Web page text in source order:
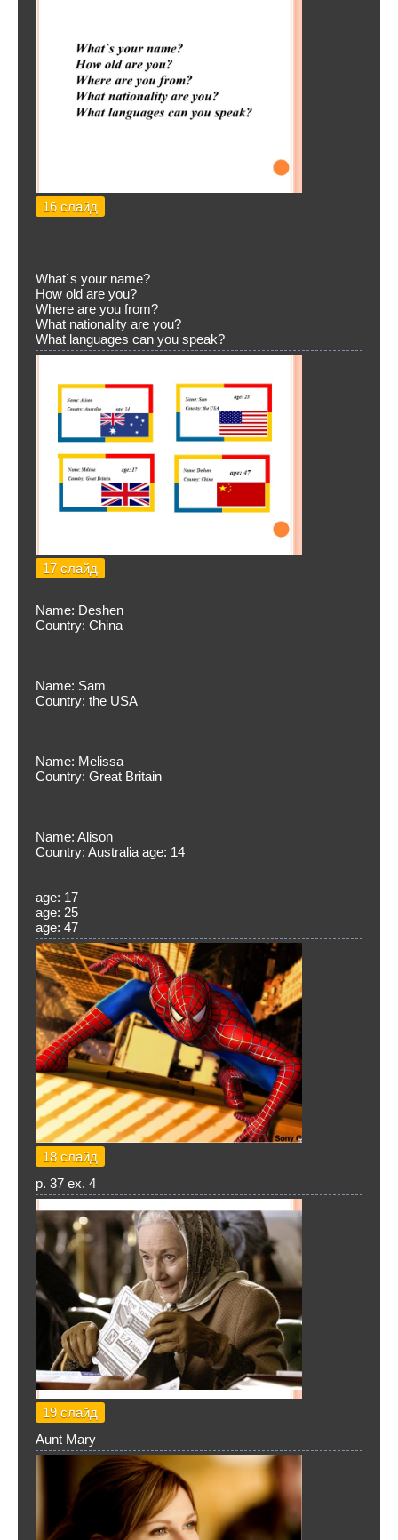
16 слайд
What`s your name?
How old are you?
Where are you from?
What nationality are you?
What languages can you speak?
17 слайд
Name: Deshen
Country: China
Name: Sam
Country: the USA
Name: Melissa
Country: Great Britain
Name: Alison
Country: Australia age: 14
age: 17
age: 25
age: 47
18 слайд
p. 37 ex. 4
19 слайд
Aunt Mary